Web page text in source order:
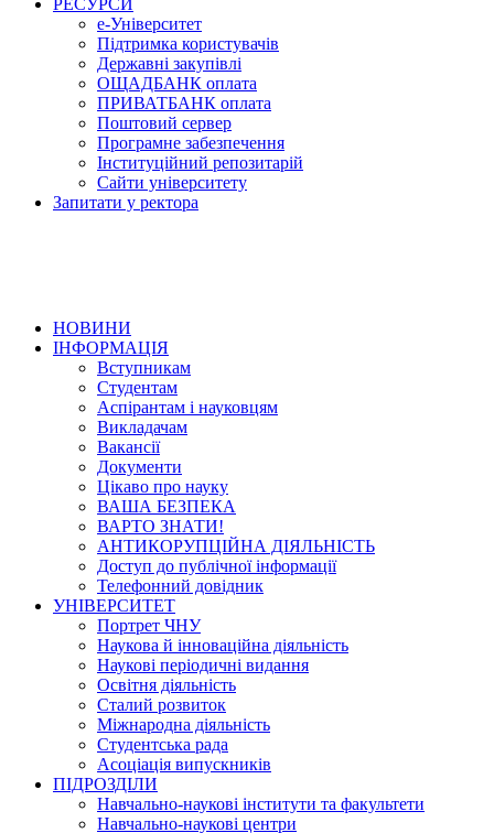
е-Університет
Підтримка користувачів
Державні закупівлі
ОЩАДБАНК оплата
ПРИВАТБАНК оплата
Поштовий сервер
Програмне забезпечення
Інституційний репозитарій
Сайти університету
Запитати у ректора
НОВИНИ
ІНФОРМАЦІЯ
Вступникам
Студентам
Аспірантам і науковцям
Викладачам
Вакансії
Документи
Цікаво про науку
ВАША БЕЗПЕКА
ВАРТО ЗНАТИ!
АНТИКОРУПЦІЙНА ДІЯЛЬНІСТЬ
Доступ до публічної інформації
Телефонний довідник
УНІВЕРСИТЕТ
Портрет ЧНУ
Наукова й інноваційна діяльність
Наукові періодичні видання
Освітня діяльність
Сталий розвиток
Міжнародна діяльність
Студентська рада
Асоціація випускників
ПІДРОЗДІЛИ
Навчально-наукові інститути та факультети
Навчально-наукові центри